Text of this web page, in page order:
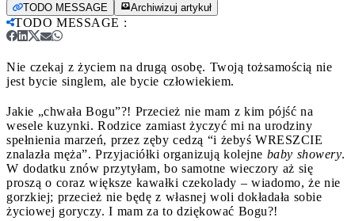
TODO MESSAGE Archiwizuj artykuł
TODO MESSAGE :
Nie czekaj z życiem na drugą osobę. Twoją tożsamością nie
jest bycie singlem, ale bycie człowiekiem.
Jakie „chwała Bogu”?! Przecież nie mam z kim pójść na
wesele kuzynki. Rodzice zamiast życzyć mi na urodziny
spełnienia marzeń, przez zęby cedzą “i żebyś WRESZCIE
znalazła męża”. Przyjaciółki organizują kolejne baby showery.
W dodatku znów przytyłam, bo samotne wieczory aż się
proszą o coraz większe kawałki czekolady – wiadomo, że nie
gorzkiej; przecież nie będę z własnej woli dokładała sobie
życiowej goryczy. I mam za to dziękować Bogu?!